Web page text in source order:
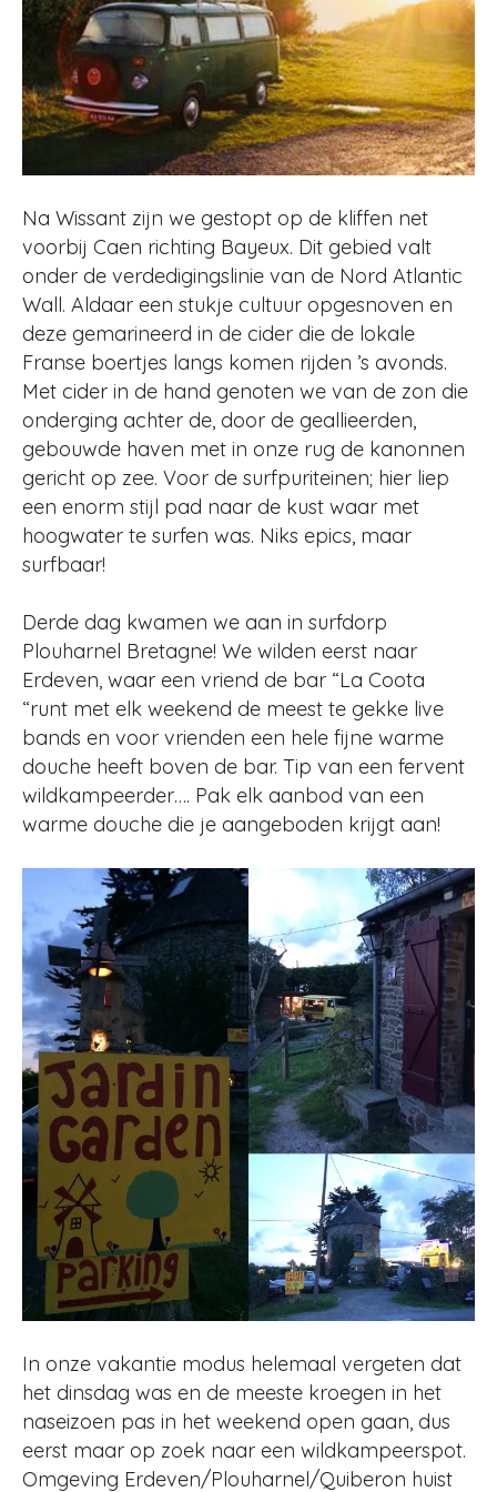
Na Wissant zijn we gestopt op de kliffen net
voorbij Caen richting Bayeux. Dit gebied valt
onder de verdedigingslinie van de Nord Atlantic
Wall. Aldaar een stukje cultuur opgesnoven en
deze gemarineerd in de cider die de lokale
Franse boertjes langs komen rijden ’s avonds.
Met cider in de hand genoten we van de zon die
onderging achter de, door de geallieerden,
gebouwde haven met in onze rug de kanonnen
gericht op zee. Voor de surfpuriteinen; hier liep
een enorm stijl pad naar de kust waar met
hoogwater te surfen was. Niks epics, maar
surfbaar!
Derde dag kwamen we aan in surfdorp
Plouharnel Bretagne! We wilden eerst naar
Erdeven, waar een vriend de bar “La Coota
“runt met elk weekend de meest te gekke live
bands en voor vrienden een hele fijne warme
douche heeft boven de bar. Tip van een fervent
wildkampeerder…. Pak elk aanbod van een
warme douche die je aangeboden krijgt aan!
In onze vakantie modus helemaal vergeten dat
het dinsdag was en de meeste kroegen in het
naseizoen pas in het weekend open gaan, dus
eerst maar op zoek naar een wildkampeerspot.
Omgeving Erdeven/Plouharnel/Quiberon huist